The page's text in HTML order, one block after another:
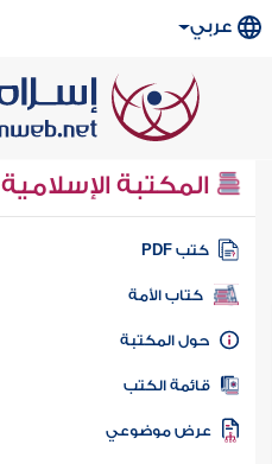
عربي
المكتبة الإسلامية
كتب PDF
كتاب الأمة
المكتبة
الكتب